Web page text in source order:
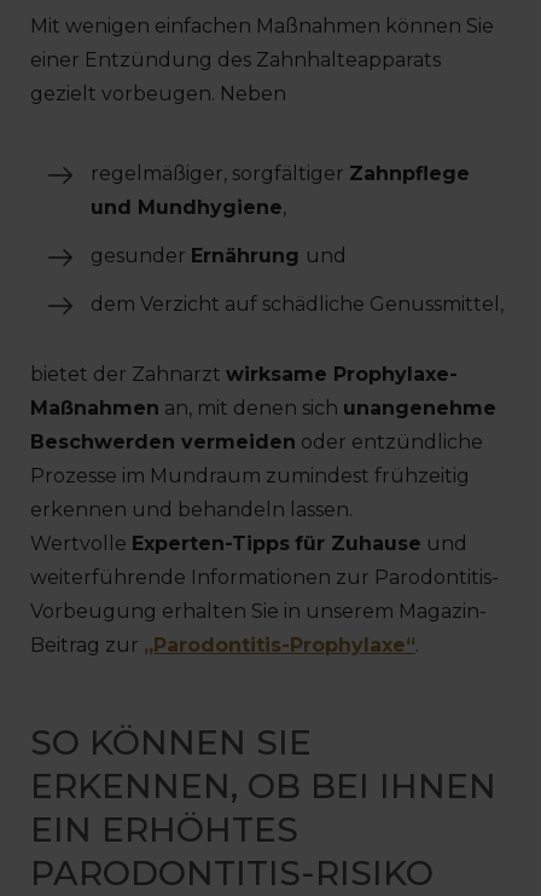
Mit wenigen einfachen Maßnahmen können Sie
einer Entzündung des Zahnhalteapparats
gezielt vorbeugen. Neben
regelmäßiger, sorgfältiger Zahnpflege
und Mundhygiene,
gesunder Ernährung und
dem Verzicht auf schädliche Genussmittel,
bietet der Zahnarzt wirksame Prophylaxe-
Maßnahmen an, mit denen sich unangenehme
Beschwerden vermeiden oder entzündliche
Prozesse im Mundraum zumindest frühzeitig
erkennen und behandeln lassen.
Wertvolle Experten-Tipps für Zuhause und
weiterführende Informationen zur Parodontitis-
Vorbeugung erhalten Sie in unserem Magazin-
Beitrag zur „Parodontitis-Prophylaxe“.
SO KÖNNEN SIE
ERKENNEN, OB BEI IHNEN
EIN ERHÖHTES
PARODONTITIS-RISIKO